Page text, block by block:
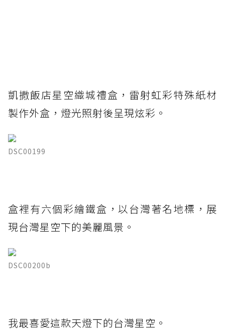
凱撒飯店星空織城禮盒，雷射虹彩特殊紙材
製作外盒，燈光照射後呈現炫彩。
DSC00199
盒裡有六個彩繪鐵盒，以台灣著名地標，展
現台灣星空下的美麗風景。
DSC00200b
我最喜愛這款天燈下的台灣星空。